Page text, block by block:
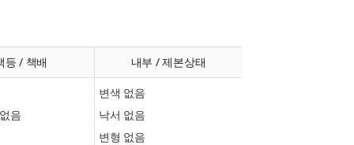
등 / 책배 내부 / 제본상태
음
변색 없음
낙서 없음
변형 없음